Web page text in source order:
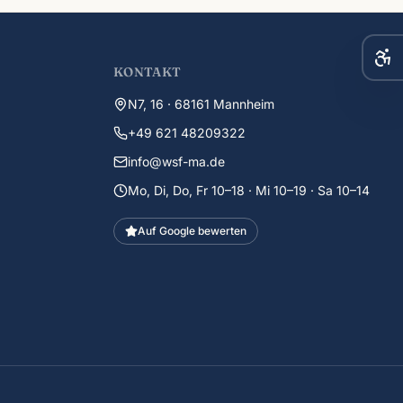
KONTAKT
N7, 16 · 68161 Mannheim
+49 621 48209322
info@wsf-ma.de
Mo, Di, Do, Fr 10–18 · Mi 10–19 · Sa 10–14
Auf Google bewerten